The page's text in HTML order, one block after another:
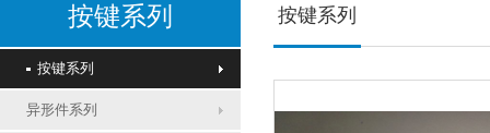
按键系列
按键系列
异形件系列
按键系列